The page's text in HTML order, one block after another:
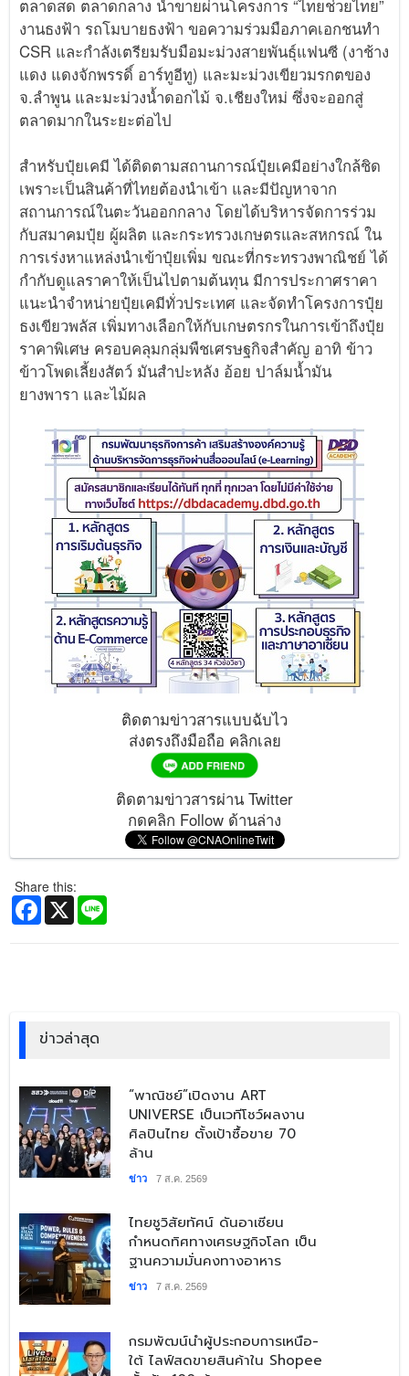
ตลาดสด ตลาดกลาง นำขายผ่านโครงการ “ไทยช่วยไทย”
งานธงฟ้า รถโมบายธงฟ้า ขอความร่วมมือภาคเอกชนทำ
CSR และกำลังเตรียมรับมือมะม่วงสายพันธุ์แฟนซี (งาช้าง
แดง แดงจักพรรดิ์ อาร์ทูอีทู) และมะม่วงเขียวมรกตของ
จ.ลำพูน และมะม่วงน้ำดอกไม้ จ.เชียงใหม่ ซึ่งจะออกสู่
ตลาดมากในระยะต่อไป
สำหรับปุ๋ยเคมี ได้ติดตามสถานการณ์ปุ๋ยเคมีอย่างใกล้ชิด
เพราะเป็นสินค้าที่ไทยต้องนำเข้า และมีปัญหาจาก
สถานการณ์ในตะวันออกกลาง โดยได้บริหารจัดการร่วม
กับสมาคมปุ๋ย ผู้ผลิต และกระทรวงเกษตรและสหกรณ์ ใน
การเร่งหาแหล่งนำเข้าปุ๋ยเพิ่ม ขณะที่กระทรวงพาณิชย์ ได้
กำกับดูแลราคาให้เป็นไปตามต้นทุน มีการประกาศราคา
แนะนำจำหน่ายปุ๋ยเคมีทั่วประเทศ และจัดทำโครงการปุ๋ย
ธงเขียวพลัส เพิ่มทางเลือกให้กับเกษตรกรในการเข้าถึงปุ๋ย
ราคาพิเศษ ครอบคลุมกลุ่มพืชเศรษฐกิจสำคัญ อาทิ ข้าว
ข้าวโพดเลี้ยงสัตว์ มันสำปะหลัง อ้อย ปาล์มน้ำมัน
ยางพารา และไม้ผล
ติดตามข่าวสารแบบฉับไว
ส่งตรงถึงมือถือ คลิกเลย
ติดตามข่าวสารผ่าน Twitter
กดคลิก Follow ด้านล่าง
Share this:
Facebook
X
ข่าวล่าสุด
​“พาณิชย์”เปิดงาน ART
UNIVERSE เป็นเวทีโชว์ผลงาน
ศิลปินไทย ตั้งเป้าซื้อขาย 70
ล้าน
ข่าว 7 ส.ค. 2569
​ไทยชูวิสัยทัศน์ ดันอาเซียน
กำหนดทิศทางเศรษฐกิจโลก เป็น
ฐานความมั่นคงทางอาหาร
ข่าว 7 ส.ค. 2569
​กรมพัฒน์นำผู้ประกอบการเหนือ-
ใต้ ไลฟ์สดขายสินค้าใน Shopee